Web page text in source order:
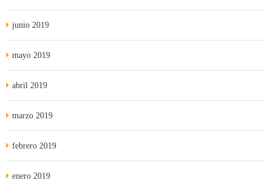
junio 2019
mayo 2019
abril 2019
marzo 2019
febrero 2019
enero 2019